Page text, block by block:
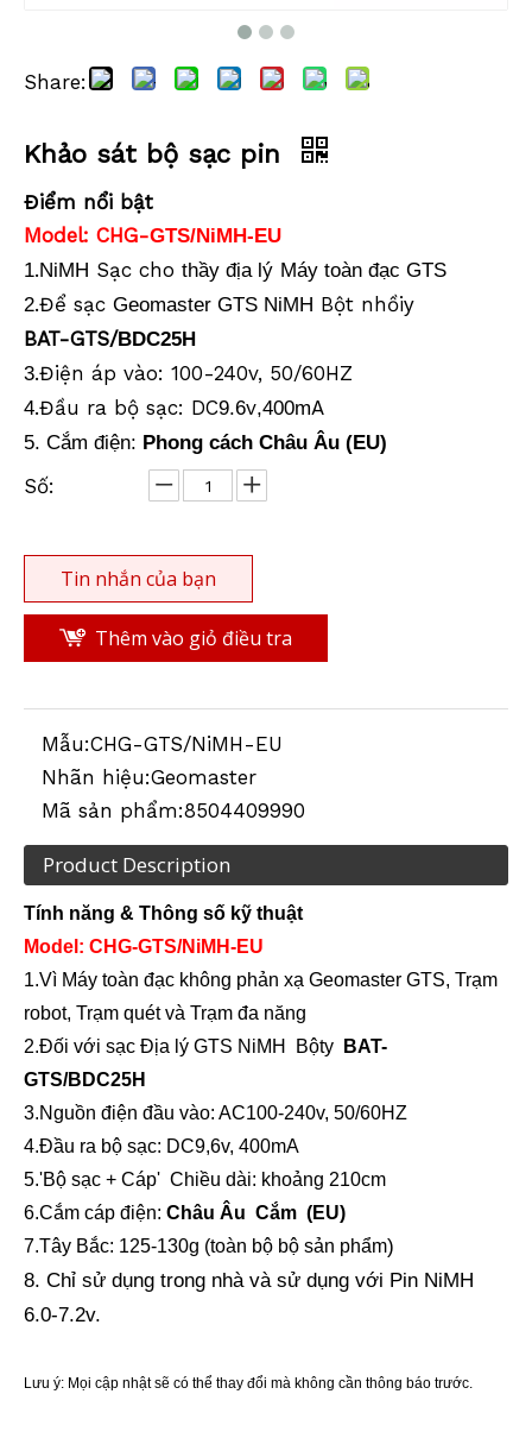
Khảo sát bộ sạc pin Khảo sát bộ sạc pin
Khảo sát bộ sạc pin Khảo sát bộ sạc pin
Khảo sát bộ sạc pin Khảo sát bộ sạc pin
Khảo sát bộ sạc pin Khảo sát bộ sạc pin
Share:
Khảo sát bộ sạc pin
Điểm nổi bật
Model: CHG-GTS/NiMH-EU
1.NiMH Sạc cho thầy địa lý Máy toàn đạc GTS
2.Để sạc Geomaster GTS NiMH Bột nhồiy
BAT-GTS/BDC25H
3.Điện áp vào: 100-240v, 50/60HZ
4.Đầu ra bộ sạc: DC9.6v,400mA
5. Cắm điện: Phong cách Châu Âu (EU)
Số:
Tin nhắn của bạn
Thêm vào giỏ điều tra
Mẫu:CHG-GTS/NiMH-EU
Nhãn hiệu:Geomaster
Mã sản phẩm:8504409990
Product Description
Tính năng & Thông số kỹ thuật
Model: CHG-GTS/NiMH-EU
1.Vì Máy toàn đạc không phản xạ Geomaster GTS, Trạm
robot, Trạm quét và Trạm đa năng
2.Đối với sạc Địa lý GTS NiMH Bộty
BAT-
GTS/BDC25H
3.Nguồn điện đầu vào: AC100-240v, 50/60HZ
4.Đầu ra bộ sạc: DC9,6v, 400mA
5.'Bộ sạc + Cáp' Chiều dài: khoảng 210cm
6.Cắm cáp điện: Châu Âu Cắm (EU)
7.Tây Bắc: 125-130g (toàn bộ bộ sản phẩm)
8. Chỉ sử dụng trong nhà và sử dụng với Pin NiMH
6.0-7.2v.
Lưu ý: Mọi cập nhật sẽ có thể thay đổi mà không cần thông báo trước.